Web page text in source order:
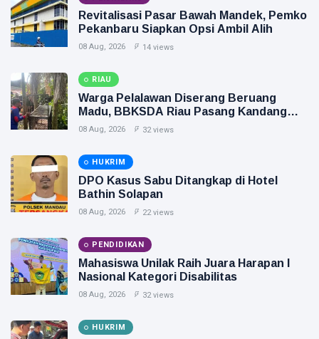
Revitalisasi Pasar Bawah Mandek, Pemko
Pekanbaru Siapkan Opsi Ambil Alih
08 Aug, 2026 14 views
RIAU
Warga Pelalawan Diserang Beruang
Madu, BBKSDA Riau Pasang Kandang
Jebak
08 Aug, 2026 32 views
HUKRIM
DPO Kasus Sabu Ditangkap di Hotel
Bathin Solapan
08 Aug, 2026 22 views
PENDIDIKAN
Mahasiswa Unilak Raih Juara Harapan I
Nasional Kategori Disabilitas
08 Aug, 2026 32 views
HUKRIM